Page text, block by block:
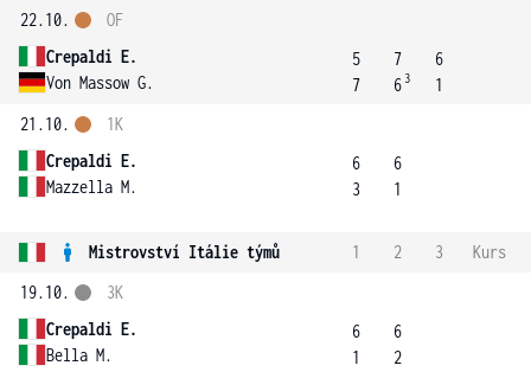
22.10.
Crepaldi E.
Von Massow G.
OF
5
7
7
6 3
6
1
21.10.
Crepaldi E.
Mazzella M.
1K
6
3
6
1
Mistrovství Itálie týmů 1 2 3
Kurs
19.10.
Crepaldi E.
Bella M.
3K
6
1
6
2